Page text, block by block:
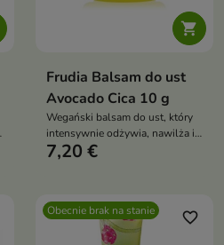

Frudia Balsam do ust
Avocado Cica 10 g
Wegański balsam do ust, który
intensywnie odżywia, nawilża i
regeneruje wrażliwą skórę w
7,20 €
Obecnie brak na stanie favorite_border